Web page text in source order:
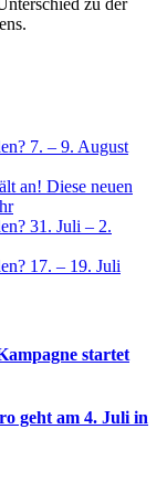
7. – 9. August
an! Diese neuen
31. Juli – 2.
17. – 19. Juli
startet
geht am 4. Juli in